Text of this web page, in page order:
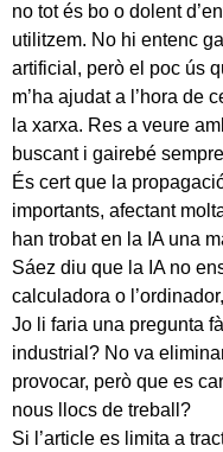
no tot és bo o dolent
utilitzem. No hi entenc
artificial, però el poc ús
m’ha ajudat a l’hora de
la xarxa. Res a veure
buscant i gairebé
És cert que la
importants, afectant
han trobat en la IA una
Sáez diu que la IA no
calculadora o
Jo li faria una pregunta
industrial? No va
provocar, però que es
nous llocs de treball?
Si l’article es limita a